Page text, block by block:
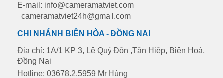
E-mail: info@cameramatviet.com
cameramatviet24h@gmail.com
CHI NHÁNH BIÊN HÒA - ĐỒNG NAI
Địa chỉ: 1A/1 KP 3, Lê Quý Đôn ,Tân Hiệp, Biên Hoà,
Đồng Nai
Hotline: 03678.2.5959 Mr Hùng